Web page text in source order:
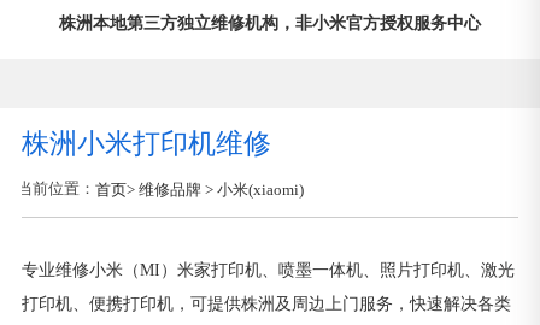
株洲本地第三方独立维修机构，非小米官方授权服务中心
株洲小米打印机维修
当前位置： 首页> 维修品牌 > 小米(xiaomi)
专业维修小米（MI）米家打印机、喷墨一体机、照片打印机、激光
打印机、便携打印机，可提供株洲及周边上门服务，快速解决各类